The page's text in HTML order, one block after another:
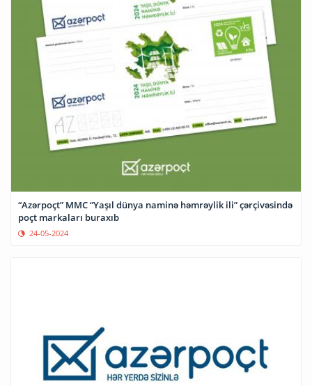
“Azərpoçt” MMC “Yaşıl dünya naminə həmrəylik ili” çərçivəsində
24-05-2024